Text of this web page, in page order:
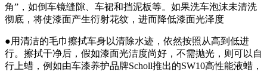
角”，如倒车镜缝隙、车裙和挡泥板等。如果洗车泡沫未清洗
彻底，将使漆面产生衍射花纹，进而降低漆面光泽度
●用清洁的毛巾擦拭车身以清除水迹，依然按照从高到低进
行。擦拭干净后，假如漆面光洁度尚好，不需抛光，则可以自
行上蜡，例如由车漆养护品牌Scholl推出的SW10高性能液蜡，